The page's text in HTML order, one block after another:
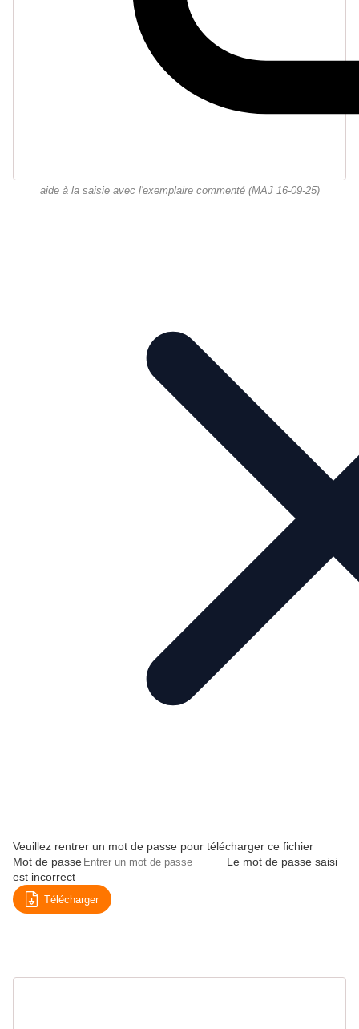
aide à la saisie avec l'exemplaire commenté (MAJ 16-09-25)
Veuillez rentrer un mot de passe pour télécharger ce fichier
Mot de passe
Le mot de passe saisi
est incorrect
Télécharger